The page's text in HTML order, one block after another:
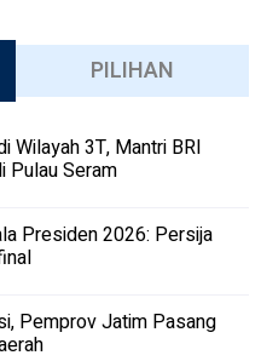
PILIHAN
Wilayah 3T, Mantri BRI
Pulau Seram
Presiden 2026: Persija
Pemprov Jatim Pasang